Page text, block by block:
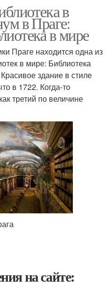
в
в Праге:
в мире
Праге находится одна из
в мире: Библиотека
здание в стиле
в 1722. Когда-то
третий по величине
на сайте: